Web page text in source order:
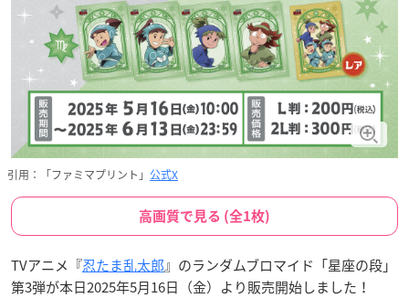
引用：「ファミマプリント」 公式X
高画質で見る (全1枚)
TVアニメ『忍たま乱太郎』のランダムブロマイド「星座の段」
第3弾が本日2025年5月16日（金）より販売開始しました！